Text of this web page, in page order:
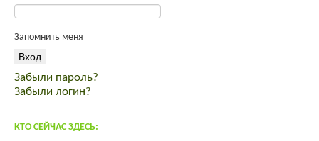
продам мясо кролика премиум класса
спас от вздутия живота
корма для интенсивного выращивания
Запомнить меня
Забыли пароль?
Забыли логин?
КТО СЕЙЧАС ЗДЕСЬ: